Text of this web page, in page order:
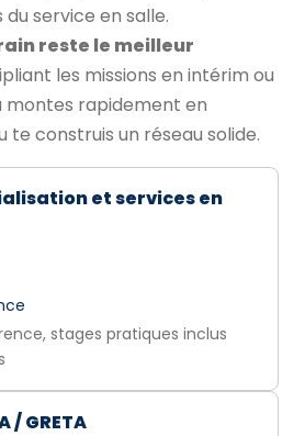
service en salle.
reste le meilleur
les missions en intérim ou
montes rapidement en
construis un réseau solide.
et services en
stages pratiques inclus
/ GRETA